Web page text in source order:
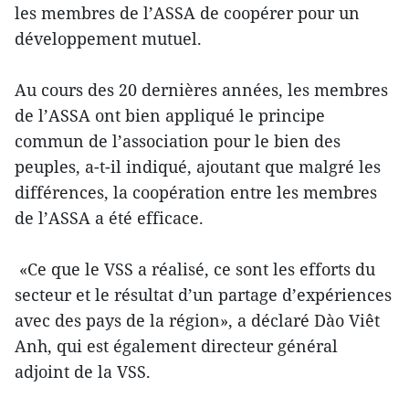
les membres de l’ASSA de coopérer pour un
développement mutuel.
Au cours des 20 dernières années, les membres
de l’ASSA ont bien appliqué le principe
commun de l’association pour le bien des
peuples, a-t-il indiqué, ajoutant que malgré les
différences, la coopération entre les membres
de l’ASSA a été efficace.
«Ce que le VSS a réalisé, ce sont les efforts du
secteur et le résultat d’un partage d’expériences
avec des pays de la région», a déclaré Dào Viêt
Anh, qui est également directeur général
adjoint de la VSS.